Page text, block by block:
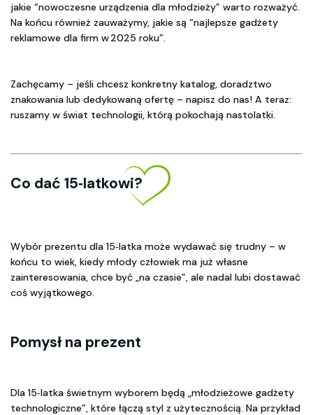
jakie “nowoczesne urządzenia dla młodzieży” warto rozważyć.
Na końcu również zauważymy, jakie są “najlepsze gadżety
reklamowe dla firm w 2025 roku”.
Zachęcamy – jeśli chcesz konkretny katalog, doradztwo
znakowania lub dedykowaną ofertę – napisz do nas! A teraz:
ruszamy w świat technologii, którą pokochają nastolatki.
Co dać 15‑latkowi?
Wybór prezentu dla 15‑latka może wydawać się trudny – w
końcu to wiek, kiedy młody człowiek ma już własne
zainteresowania, chce być „na czasie”, ale nadal lubi dostawać
coś wyjątkowego.
Pomysł na prezent
Dla 15‑latka świetnym wyborem będą „młodzieżowe gadżety
technologiczne”, które łączą styl z użytecznością. Na przykład